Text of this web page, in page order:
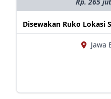
Disewakan Ruko Lokasi
Jawa